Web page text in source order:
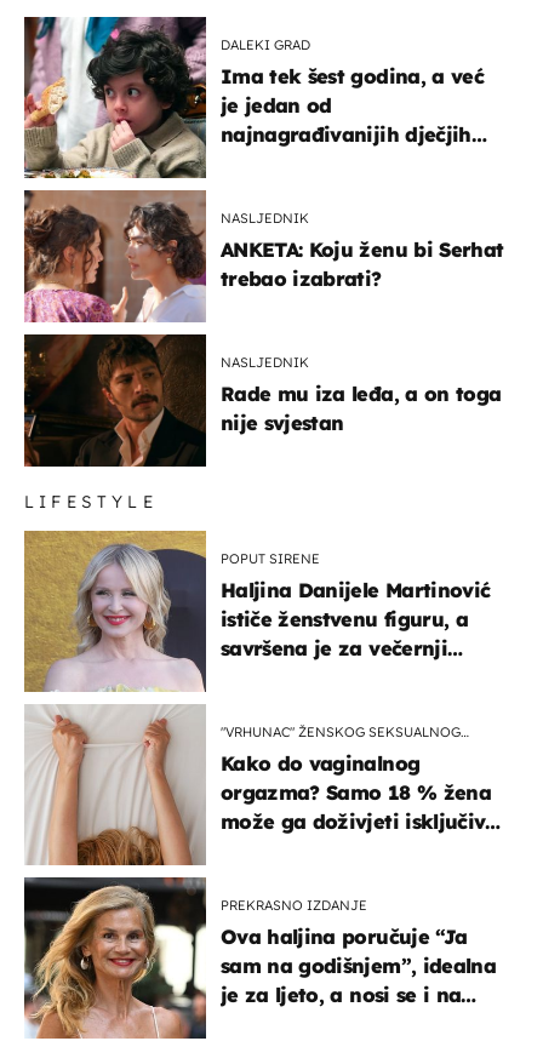
DALEKI GRAD
Ima tek šest godina, a već
je jedan od
najnagrađivanijih dječjih
NASLJEDNIK
ANKETA: Koju ženu bi Serhat
trebao izabrati?
NASLJEDNIK
Rade mu iza leđa, a on toga
nije svjestan
LIFESTYLE
POPUT SIRENE
Haljina Danijele Martinović
ističe ženstvenu figuru, a
savršena je za večernji
"VRHUNAC" ŽENSKOG SEKSUALNOG
Kako do vaginalnog
orgazma? Samo 18 % žena
može ga doživjeti isključivo
PREKRASNO IZDANJE
Ova haljina poručuje “Ja
sam na godišnjem”, idealna
je za ljeto, a nosi se i na